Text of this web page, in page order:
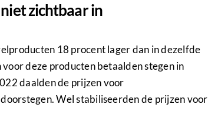
zichtbaar in
18 procent lager dan in dezelfde
deze producten betaalden stegen in
daalden de prijzen voor
Wel stabiliseerden de prijzen voor